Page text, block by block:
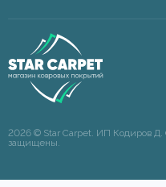
2026 © Star Carpet. ИП Кодиров
защищены.